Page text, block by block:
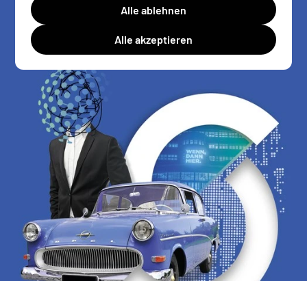
Alle ablehnen
Alle akzeptieren